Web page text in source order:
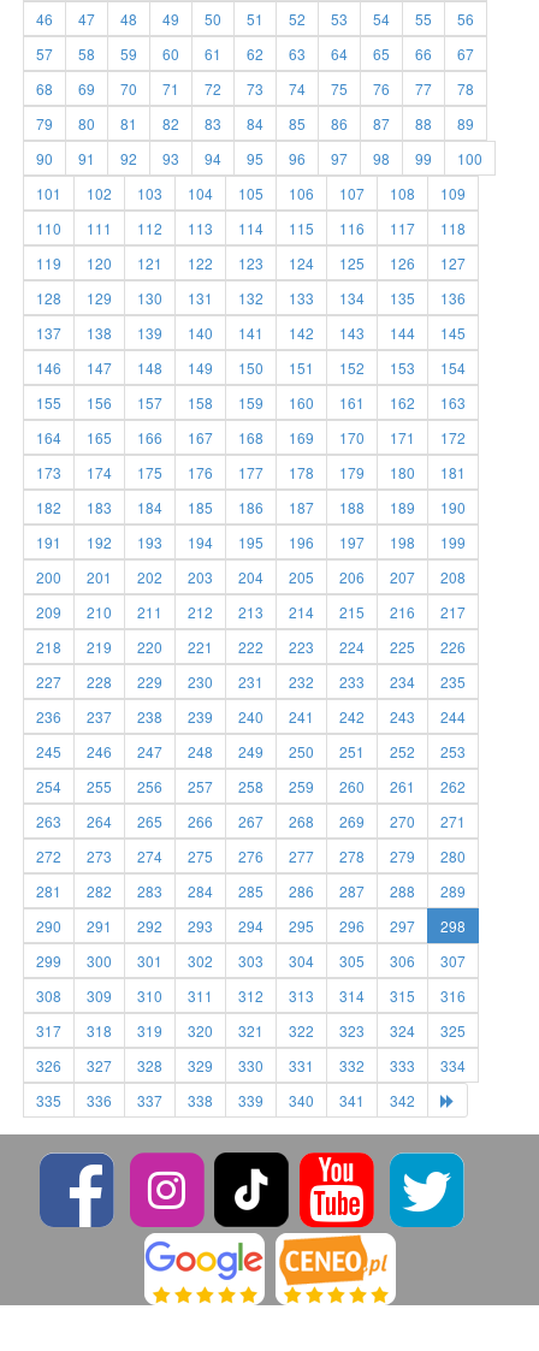
46
47 48 49 50 51 52 53 54 55
56
57
58 59 60 61 62 63 64 65 66
67
68
69 70 71 72 73 74 75 76 77
78
79
80 81 82 83 84 85 86 87 88
89
90
91 92 93 94 95 96 97 98 99
100
101
102 103 104 105 106 107 108
109
110
111 112 113 114 115 116 117
118
119
120 121 122 123 124 125 126
127
128
129 130 131 132 133 134 135
136
137
138 139 140 141 142 143 144
145
146
147 148 149 150 151 152 153
154
155
156 157 158 159 160 161 162
163
164
165 166 167 168 169 170 171
172
173
174 175 176 177 178 179 180
181
182
183 184 185 186 187 188 189
190
191
192 193 194 195 196 197 198
199
200
201 202 203 204 205 206 207
208
209
210 211 212 213 214 215 216
217
218
219 220 221 222 223 224 225
226
227
228 229 230 231 232 233 234
235
236
237 238 239 240 241 242 243
244
245
246 247 248 249 250 251 252
253
254
255 256 257 258 259 260 261
262
263
264 265 266 267 268 269 270
271
272
273 274 275 276 277 278 279
280
281
282 283 284 285 286 287 288
289
290
291 292 293 294 295 296 297
298
299
300 301 302 303 304 305 306
307
308
309 310 311 312 313 314 315
316
317
318 319 320 321 322 323 324
325
326
327 328 329 330 331 332 333
334
335
336 337 338 339 340 341 342